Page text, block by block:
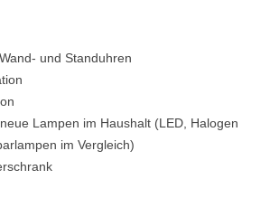
und Standuhren
Lampen im Haushalt (LED, Halogen
im Vergleich)